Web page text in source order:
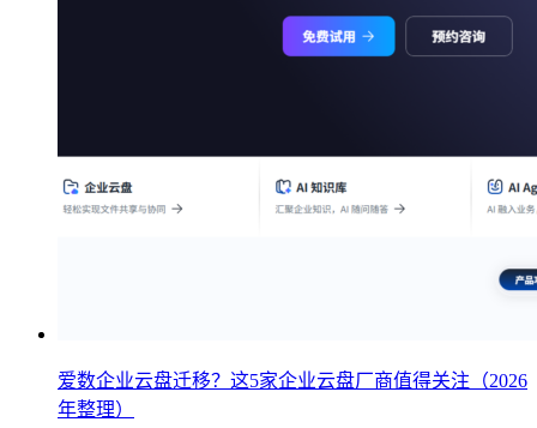
爱数企业云盘迁移？这5家企业云盘厂商值得关注（2026
年整理）